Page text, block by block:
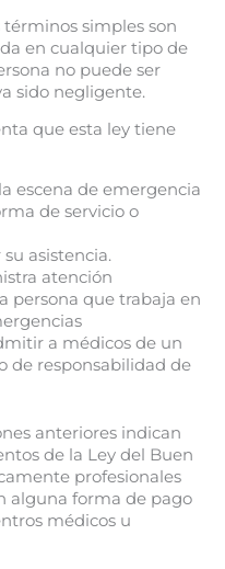
términos simples son
en cualquier tipo de
no puede ser
sido negligente.
que esta ley tiene
escena de emergencia
de servicio o
asistencia.
atención
persona que trabaja en
a médicos de un
de responsabilidad de
anteriores indican
de la Ley del Buen
profesionales
alguna forma de pago
médicos u